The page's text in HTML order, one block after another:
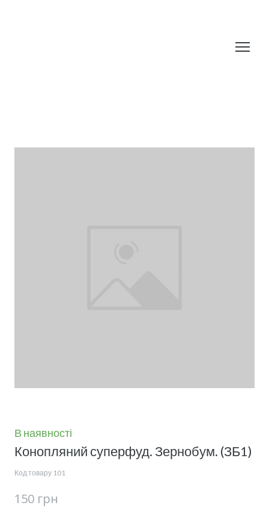
В наявності
Конопляний суперфуд. Зернобум. (ЗБ1)
Код товару 101
150 грн